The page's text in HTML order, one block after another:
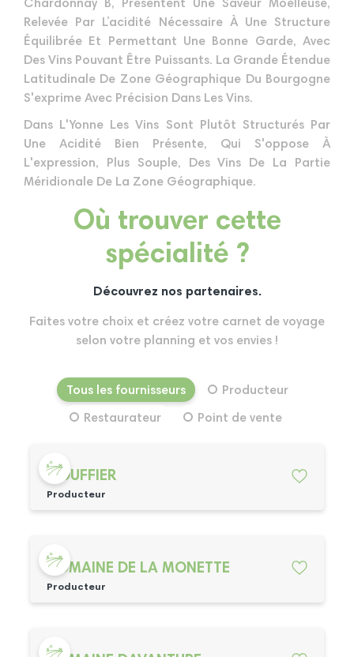
Chardonnay B, Présentent Une Saveur Moelleuse,
Relevée Par L’acidité Nécessaire À Une Structure
Équilibrée Et Permettant Une Bonne Garde, Avec
Des Vins Pouvant Être Puissants. La Grande Étendue
Latitudinale De Zone Géographique Du Bourgogne
S'exprime Avec Précision Dans Les Vins.
Dans L'Yonne Les Vins Sont Plutôt Structurés Par
Une Acidité Bien Présente, Qui S'oppose À
L'expression, Plus Souple, Des Vins De La Partie
Méridionale De La Zone Géographique.
Où trouver cette
spécialité ?
Découvrez nos partenaires.
Faites votre choix et créez votre carnet de voyage
selon votre planning et vos envies !
Tous les fournisseurs Producteur
Restaurateur Point de vente
GOUFFIER
Producteur
DOMAINE DE LA MONETTE
Producteur